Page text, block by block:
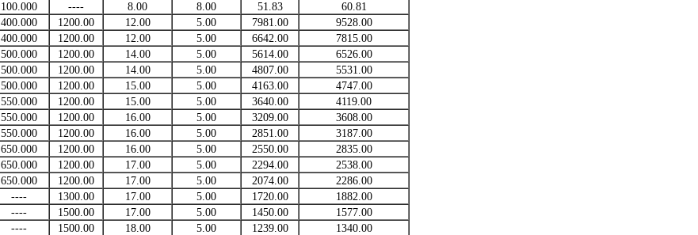
100.000 ---- 8.00 8.00 51.83
60.81
400.000 1200.00 12.00 5.00 7981.00
9528.00
400.000 1200.00 12.00 5.00 6642.00
7815.00
500.000 1200.00 14.00 5.00 5614.00
6526.00
500.000 1200.00 14.00 5.00 4807.00
5531.00
500.000 1200.00 15.00 5.00 4163.00
4747.00
550.000 1200.00 15.00 5.00 3640.00
4119.00
550.000 1200.00 16.00 5.00 3209.00
3608.00
550.000 1200.00 16.00 5.00 2851.00
3187.00
650.000 1200.00 16.00 5.00 2550.00
2835.00
650.000 1200.00 17.00 5.00 2294.00
2538.00
650.000 1200.00 17.00 5.00 2074.00
2286.00
---- 1300.00 17.00 5.00 1720.00
1882.00
---- 1500.00 17.00 5.00 1450.00
1577.00
---- 1500.00 18.00 5.00 1239.00
1340.00